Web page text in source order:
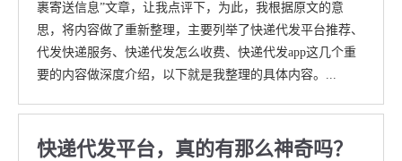
裹寄送信息”文章，让我点评下，为此，我根据原文的意
思，将内容做了重新整理，主要列举了快递代发平台推荐、
代发快递服务、快递代发怎么收费、快递代发app这几个重
要的内容做深度介绍，以下就是我整理的具体内容。...
快递代发平台，真的有那么神奇吗？